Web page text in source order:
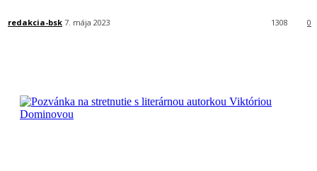
redakcia-bsk 7. mája 2023 0
1308